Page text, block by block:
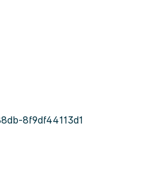
8f9df44113d1